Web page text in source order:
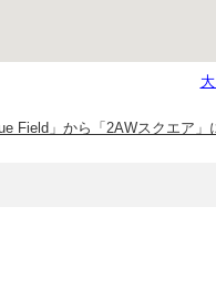
Field」から「2AWスクエア」